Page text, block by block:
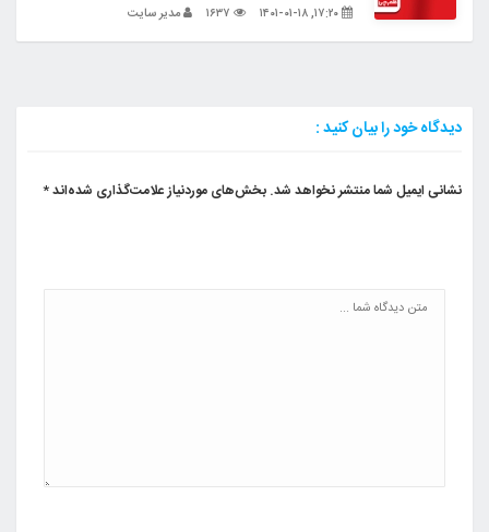
مدیر سایت
دیدگاه خود را بیان کنید :
نشانی ایمیل شما منتشر نخواهد شد. بخش‌های موردنیاز علامت‌گذاری شده‌اند*